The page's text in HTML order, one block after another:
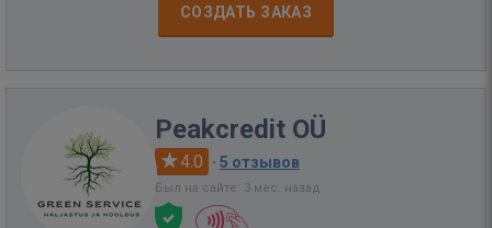
СОЗДАТЬ ЗАКАЗ
Peakcredit OÜ
4.0 · 5 отзывов
Был на сайте: 3 мес. назад